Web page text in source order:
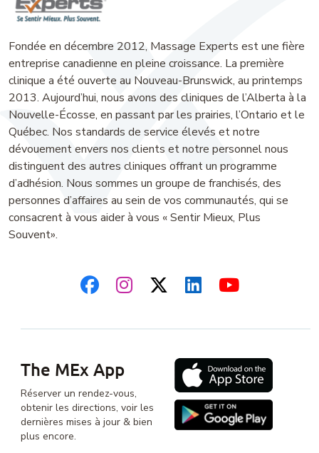
Fondée en décembre 2012, Massage Experts est une fière
entreprise canadienne en pleine croissance. La première
clinique a été ouverte au Nouveau-Brunswick, au printemps
2013. Aujourd’hui, nous avons des cliniques de l’Alberta à la
Nouvelle-Écosse, en passant par les prairies, l’Ontario et le
Québec. Nos standards de service élevés et notre
dévouement envers nos clients et notre personnel nous
distinguent des autres cliniques offrant un programme
d’adhésion. Nous sommes un groupe de franchisés, des
personnes d’affaires au sein de vos communautés, qui se
consacrent à vous aider à vous « Sentir Mieux, Plus
Souvent».
The MEx App
Réserver un rendez-vous,
obtenir les directions, voir les
dernières mises à jour & bien
plus encore.